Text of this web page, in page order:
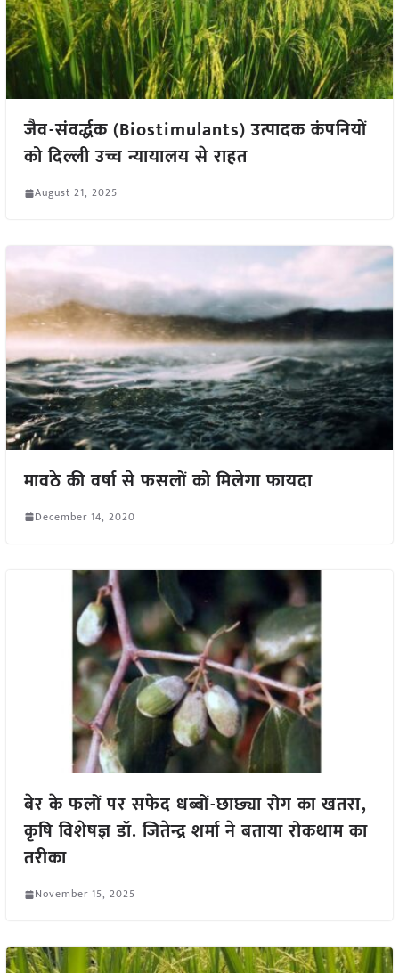
जैव-संवर्द्धक (Biostimulants) उत्पादक कंपनियों
को दिल्ली उच्च न्यायालय से राहत
August 21, 2025
मावठे की वर्षा से फसलों को मिलेगा फायदा
December 14, 2020
बेर के फलों पर सफेद धब्बों-छाछ्या रोग का खतरा,
कृषि विशेषज्ञ डॉ. जितेन्द्र शर्मा ने बताया रोकथाम का
तरीका
November 15, 2025